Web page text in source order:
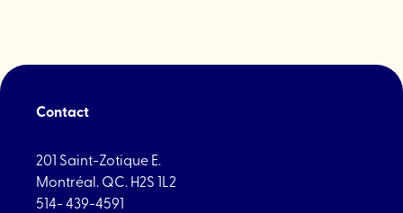
Contact
201 Saint-Zotique E.
Montréal. QC. H2S 1L2
514- 439-4591